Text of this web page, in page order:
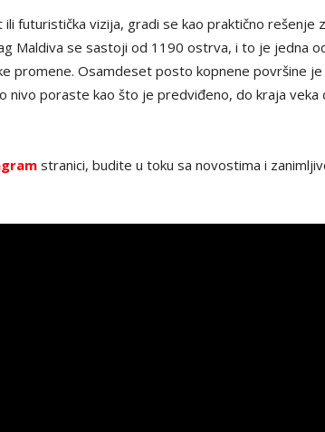
futuristička vizija, gradi se kao praktično rešenje
Maldiva se sastoji od 1190 ostrva, i to je jedna
promene. Osamdeset posto kopnene površine
nivo poraste kao što je predviđeno, do kraja veka
stranici, budite u toku sa novostima i